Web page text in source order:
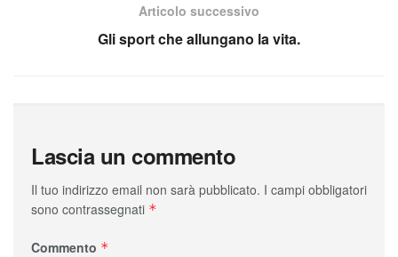
Articolo successivo
Gli sport che allungano la vita.
Lascia un commento
Il tuo indirizzo email non sarà pubblicato. I campi obbligatori
sono contrassegnati *
Commento *